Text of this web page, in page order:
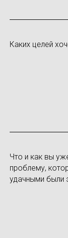
Каких целей
Что и как вы
проблему,
удачными были